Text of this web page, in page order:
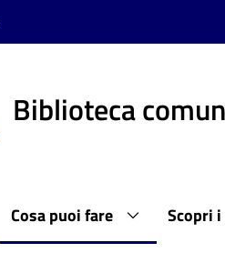
Biblioteca
Cosa puoi fare Scopri